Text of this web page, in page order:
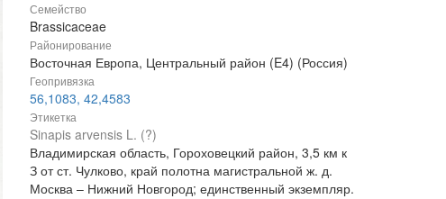
Семейство
Brassicaceae
Районирование
Восточная Европа, Центральный район (E4) (Россия)
Геопривязка
56,1083, 42,4583
Этикетка
Sinapis arvensis L. (?)
Владимирская область, Гороховецкий район, 3,5 км к
З от ст. Чулково, край полотна магистральной ж. д.
Москва – Нижний Новгород; единственный экземпляр.